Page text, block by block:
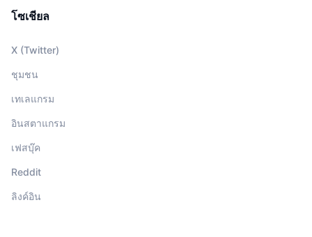
โซเชียล
X (Twitter)
ชุมชน
เทเลแกรม
อินสตาแกรม
เฟสบุ๊ค
Reddit
ลิงค์อิน